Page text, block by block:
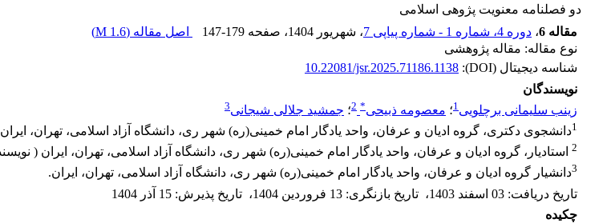
دو فصلنامه معنویت پژوهی اسلامی
مقاله 6
، دوره 4، شماره 1 - شماره پیاپی 7 ، شهریور 1404 ، صفحه 147-179 اصل مقاله (1.6 M
)
نوع مقاله: مقاله پژوهشی
شناسه دیجیتال (DOI):
10.22081/jsr.2025.71186.1138
نویسندگان
زینب سلیمانی برچلویی 1؛ معصومه ذبیحی*
2؛ جمشید جلالی شیجانی3
1دانشجوی دکتری، گروه ادیان و عرفان، واحد یادگار امام خمینی(ره) شهر ری، دانشگاه آزاد اسلامی، تهران، ایران‎.‎
2 ‏ استادیار، گروه ادیان و عرفان، واحد یادگار امام خمینی(ره) شهر ری، دانشگاه آزاد اسلامی، تهران، ایران‎ ( نویسنده مسئول).
3دانشیار گروه ادیان و عرفان، واحد یادگار امام خمینی(ره) شهر ری، دانشگاه آزاد اسلامی، تهران، ایران.‎ ‎
تاریخ دریافت: 03 اسفند 1403 ، تاریخ بازنگری: 13 فروردین 1404 ، تاریخ پذیرش: 15 آذر 1404
چکیده